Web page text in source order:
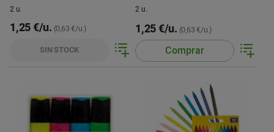
2 u.
1,25 €/u. (0,63 €/u.)
SIN STOCK
2 u.
1,25 €/u. (0,63 €/u.)
Comprar